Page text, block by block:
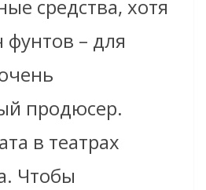
средства, хотя
– для
продюсер.
в театрах
Чтобы